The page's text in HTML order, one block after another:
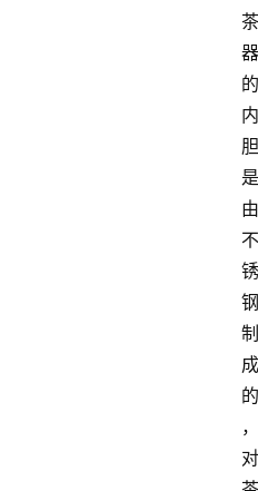
茶
器
的
内
胆
是
由
不
锈
钢
制
成
的
，
对